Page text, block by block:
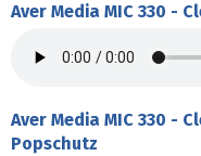
Aver Media MIC 330 -
Aver Media MIC 330 -
Popschutz